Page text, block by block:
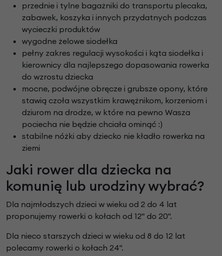
przednie i tylne bagażniki do transportu plecaka,
zabawek, koszyka i innych przydatnych podczas
wycieczki produktów
wygodne żelowe siodełka
pełny zakres regulacji wysokości i kąta siodełka i
kierownicy dla najlepszego dopasowania rowerka
do wzrostu dziecka
mocne, podwójne obręcze i grubsze opony, które
stawią czoła wszystkim krawężnikom, korzeniom i
dziurom na drodze, w które na pewno Wasza
pociecha nie będzie chciała ominąć :)
stabilne nóżki aby dziecko nie kładło rowerka na
ziemi
Jaki rower dla dziecka na
komunię lub urodziny wybrać?
Dla najmłodszych dzieci w wieku od 2 do 4 lat
proponujemy rowerki o kołach od 12" do 20".
Dla nieco starszych dzieci w wieku od 8 do 12 lat
polecamy rowerki o kołach 24".